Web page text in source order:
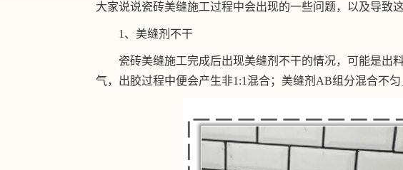
大家说说瓷砖美缝施工过程中会出现的一些问题，以及导致
1、美缝剂不干
瓷砖美缝施工完成后出现美缝剂不干的情况，可能是出
气，出胶过程中便会产生非1:1混合；美缝剂AB组分混合不匀